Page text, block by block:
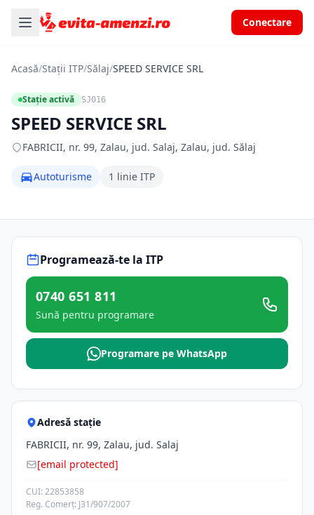
Conectare
Acasă/Stații ITP/Sălaj/SPEED SERVICE SRL
Stație activă SJ016
SPEED SERVICE SRL
FABRICII, nr. 99, Zalau, jud. Salaj, Zalau, jud. Sălaj
Autoturisme 1 linie ITP
Programează-te la ITP
0740 651 811
Sună pentru programare
Programare pe WhatsApp
Adresă stație
FABRICII, nr. 99, Zalau, jud. Salaj
[email protected]
CUI: 22853858
Reg. Comerț: J31/907/2007